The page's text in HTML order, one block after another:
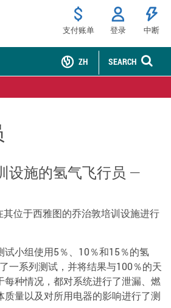
支付账单 登录 中断
SEARCH
ZH
设施的氢气飞行员 —
其位于西雅图的乔治敦培训设施进行
试小组使用5％、10％和15％的氢
一系列测试，并将结果与100％的天
每种情况，都对系统进行了泄漏、燃
质量以及对所用电器的影响进行了测